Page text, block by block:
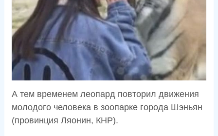
А тем временем леопард повторил движения
молодого человека в зоопарке города Шэньян
(провинция Ляонин, КНР).